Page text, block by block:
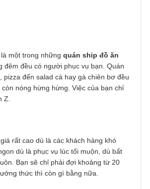
một trong những quán ship đồ ăn
đêm đều có người phục vụ bạn. Quán
đến salad cá hay gà chiên bơ đều
nóng hừng hừng. Việc của bạn chỉ
Z.
rất cao dù là các khách hàng khó
dù là phục vụ lúc tối muộn, dù bất
Bạn sẽ chỉ phải đợi khoảng từ 20
thức thì còn gì bằng nữa.